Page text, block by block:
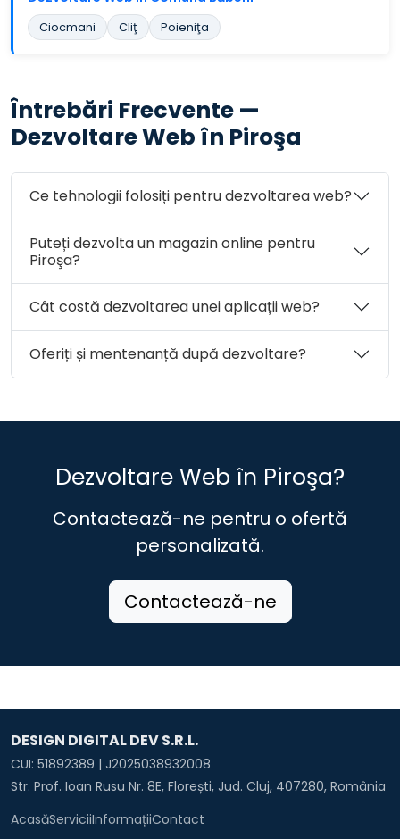
Ciocmani Cliţ Poieniţa
Întrebări Frecvente —
Dezvoltare Web în Piroşa
Ce tehnologii folosiți pentru dezvoltarea web?
Puteți dezvolta un magazin online pentru
Piroşa?
Cât costă dezvoltarea unei aplicații web?
Oferiți și mentenanță după dezvoltare?
Dezvoltare Web în Piroşa?
Contactează-ne pentru o ofertă
personalizată.
Contactează-ne
DESIGN DIGITAL DEV S.R.L.
CUI: 51892389 | J2025038932008
Str. Prof. Ioan Rusu Nr. 8E, Florești, Jud. Cluj, 407280, România
AcasăServiciiInformațiiContact